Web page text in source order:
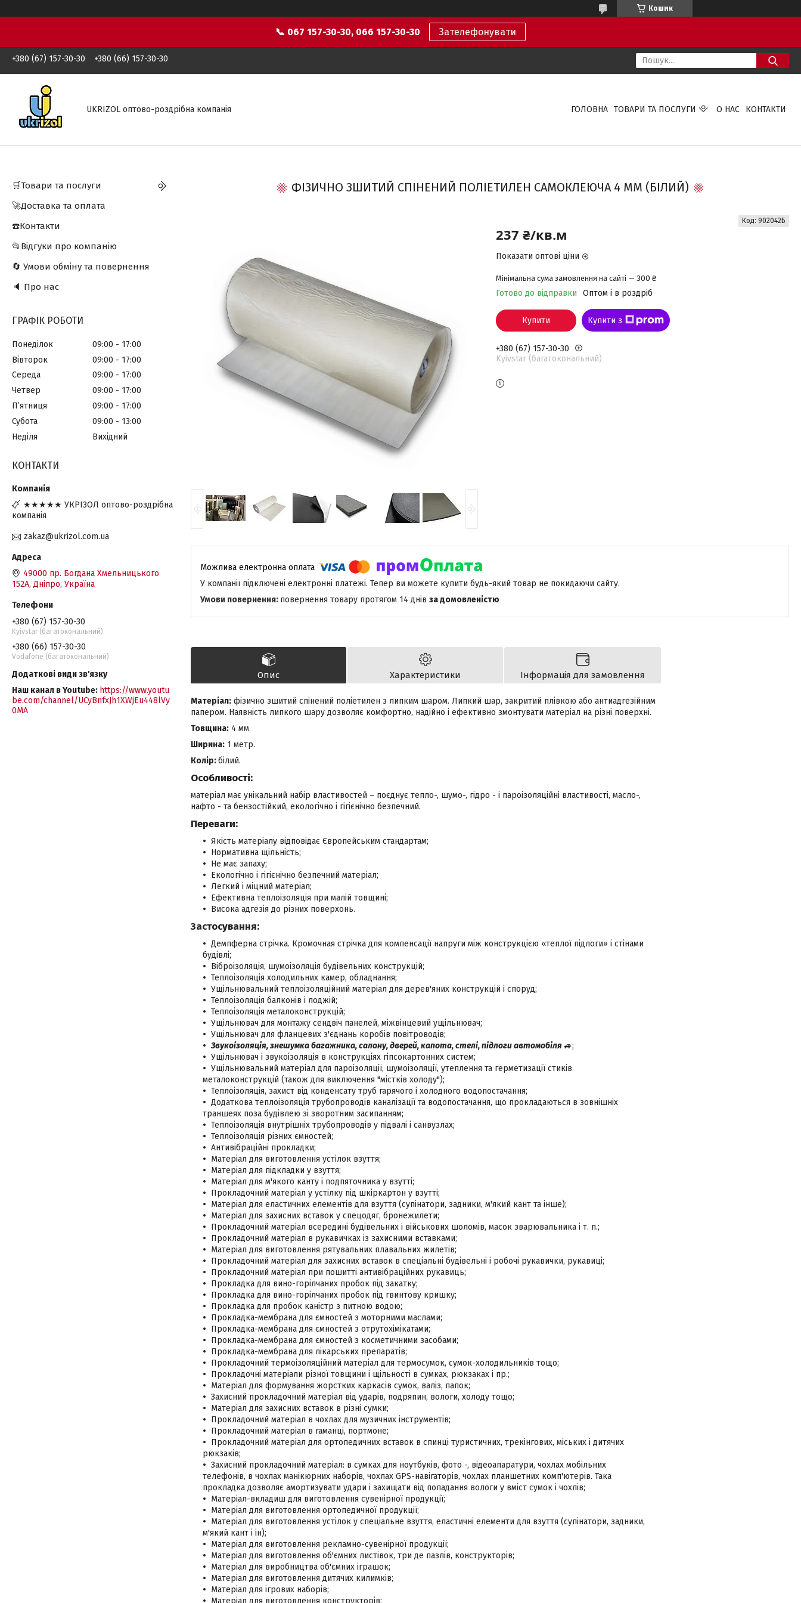
Кошик
📞 067 157-30-30, 066 157-30-30 Зателефонувати
+380 (67) 157-30-30 +380 (66) 157-30-30
UKRIZOL оптово-роздрібна компанія ГОЛОВНА ТОВАРИ ТА ПОСЛУГИ О НАС КОНТАКТИ
ФІЗИЧНО ЗШИТИЙ СПІНЕНИЙ ПОЛІЕТИЛЕН САМОКЛЕЮЧА 4 ММ (БІЛИЙ)
237 ₴/кв.м
Показати оптові ціни
Мінімальна сума замовлення на сайті — 300 ₴
Готово до відправки Оптом і в роздріб
Код: 902042Б
Купити Купити з
+380 (67) 157-30-30
Kyivstar (багатокональний)
У компанії підключені електронні платежі. Тепер ви можете купити будь-який товар не покидаючи сайту.
повернення товару протягом 14 днів за домовленістю
Опис Характеристики Інформація для замовлення
Матеріал: фізично зшитий спінений поліетилен з липким шаром. Липкий шар, закритий плівкою або антиадгезійним
папером. Наявність липкого шару дозволяє комфортно, надійно і ефективно змонтувати матеріал на різні поверхні.
Товщина: 4 мм
Ширина: 1 метр.
Колір:білий.
Особливості:
матеріал має унікальний набір властивостей – поєднує тепло-, шумо-, гідро - і пароізоляційні властивості, масло-,
нафто - та бензостійкий, екологічно і гігієнічно безпечний.
Переваги:
Якість матеріалу відповідає Європейським стандартам;
Нормативна щільність;
Не має запаху;
Екологічно і гігієнічно безпечний матеріал;
Легкий і міцний матеріал;
Ефективна теплоізоляція при малій товщині;
Висока адгезія до різних поверхонь.
Застосування:
Демпферна стрічка. Кромочная стрічка для компенсації напруги між конструкцією «теплої підлоги» і стінами
будівлі;
Віброізоляція, шумоізоляція будівельних конструкцій;
Теплоізоляція холодильних камер, обладнання;
Ущільнювальний теплоізоляційний матеріал для дерев'яних конструкцій і споруд;
Теплоізоляція балконів і лоджій;
Теплоізоляція металоконструкцій;
Ущільнювач для монтажу сендвіч панелей, міжвінцевий ущільнювач;
Ущільнювач для фланцевих з'єднань коробів повітроводів;
Звукоізоляція, знешумка багажника, салону, дверей, капота, стелі, підлоги автомобіля🚙;
Ущільнювач і звукоізоляція в конструкціях гіпсокартонних систем;
Ущільнювальний матеріал для пароізоляції, шумоізоляції, утеплення та герметизації стиків
металоконструкцій (також для виключення "містків холоду");
Теплоізоляція, захист від конденсату труб гарячого і холодного водопостачання;
Додаткова теплоізоляція трубопроводів каналізації та водопостачання, що прокладаються в зовнішніх
траншеях поза будівлею зі зворотним засипанням;
Теплоізоляція внутрішніх трубопроводів у підвалі і санвузлах;
Теплоізоляція різних ємностей;
Антивібраційні прокладки;
Матеріал для виготовлення устілок взуття;
Матеріал для підкладки у взуття;
Матеріал для м'якого канту і подпяточника у взутті;
Прокладочний матеріал у устілку під шкіркартон у взутті;
Матеріал для еластичних елементів для взуття (супінатори, задники, м'який кант та інше);
Матеріал для захисних вставок у спецодяг, бронежилети;
Прокладочний матеріал всередині будівельних і військових шоломів, масок зварювальника і т. п.;
Прокладочний матеріал в рукавичках із захисними вставками;
Матеріал для виготовлення рятувальних плавальних жилетів;
Прокладочний матеріал для захисних вставок в спеціальні будівельні і робочі рукавички, рукавиці;
Прокладочний матеріал при пошитті антивібраційних рукавиць;
Прокладка для вино-горілчаних пробок під закатку;
Прокладка для вино-горілчаних пробок під гвинтову кришку;
Прокладка для пробок каністр з питною водою;
Прокладка-мембрана для ємностей з моторними маслами;
Прокладка-мембрана для ємностей з отрутохімікатами;
Прокладка-мембрана для ємностей з косметичними засобами;
Прокладка-мембрана для лікарських препаратів;
Прокладочний термоізоляційний матеріал для термосумок, сумок-холодильників тощо;
Прокладочні матеріали різної товщини і щільності в сумках, рюкзаках і пр.;
Матеріал для формування жорстких каркасів сумок, валіз, папок;
Захисний прокладочний матеріал від ударів, подряпин, вологи, холоду тощо;
Матеріал для захисних вставок в різні сумки;
Прокладочний матеріал в чохлах для музичних інструментів;
Прокладочний матеріал в гаманці, портмоне;
Прокладочний матеріал для ортопедичних вставок в спинці туристичних, трекінгових, міських і дитячих
рюкзаків;
Захисний прокладочний матеріал: в сумках для ноутбуків, фото -, відеоапаратури, чохлах мобільних
телефонів, в чохлах манікюрних наборів, чохлах GPS-навігаторів, чохлах планшетних комп'ютерів. Така
прокладка дозволяє амортизувати удари і захищати від попадання вологи у вміст сумок і чохлів;
Матеріал-вкладиш для виготовлення сувенірної продукції;
Матеріал для виготовлення ортопедичної продукції;
Матеріал для виготовлення устілок у спеціальне взуття, еластичні елементи для взуття (супінатори, задники,
м'який кант і ін);
Матеріал для виготовлення рекламно-сувенірної продукції;
Матеріал для виготовлення об'ємних листівок, три де пазлів, конструкторів;
Матеріал для виробництва об'ємних іграшок;
Матеріал для виготовлення дитячих килимків;
Матеріал для ігрових наборів;
🛒Товари та послуги
🚀Доставка та оплата
☎️Контакти
📂Відгуки про компанію
🔄 Умови обміну та повернення
🔈 Про нас
ГРАФІК РОБОТИ
Понеділок 09:00
17:00
Вівторок
09:00
17:00
Середа
09:00
17:00
Четвер
09:00
17:00
Пʼятниця
09:00
17:00
Субота
09:00
13:00
Неділя
Вихідний
КОНТАКТИ
★★★★★ УКРІЗОЛ оптово-роздрібна
компанія
zakaz@ukrizol.com.ua
49000 пр. Богдана Хмельницького
152А, Дніпро, Україна
+380 (67) 157-30-30
Kyivstar (багатокональний)
+380 (66) 157-30-30
Vodafone (багатокональний)
Наш канал в Youtube https://www.youtu
be.com/channel/UCyBnfxJh1XWjEu448lVy
0MA